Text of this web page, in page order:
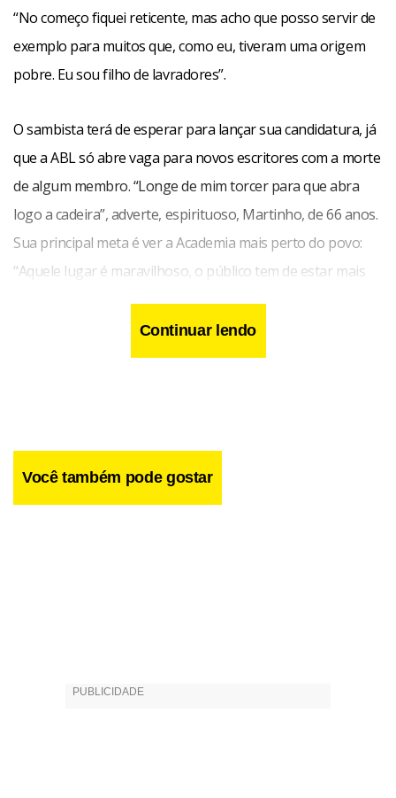
“No começo fiquei reticente, mas acho que posso servir de
exemplo para muitos que, como eu, tiveram uma origem
pobre. Eu sou filho de lavradores”.
O sambista terá de esperar para lançar sua candidatura, já
que a ABL só abre vaga para novos escritores com a morte
de algum membro. “Longe de mim torcer para que abra
logo a cadeira”, adverte, espirituoso, Martinho, de 66 anos.
Sua principal meta é ver a Academia mais perto do povo:
“Aquele lugar é maravilhoso, o público tem de estar mais
Não bastasse fazer parte do seleto grupo de apenas 40
Continuar lendo
Você também pode gostar